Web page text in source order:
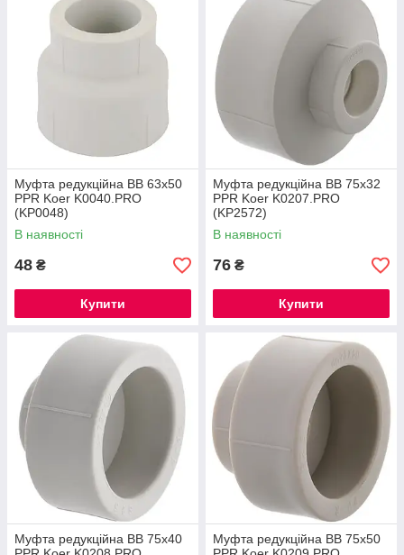
Муфта редукційна ВВ 63x50
PPR Koer K0040.PRO
(KP0048)
В наявності
48 ₴
Купити
Муфта редукційна ВВ 75x32
PPR Koer K0207.PRO
(KP2572)
В наявності
76 ₴
Купити
Муфта редукційна ВВ 75x40
Муфта редукційна ВВ 75x50